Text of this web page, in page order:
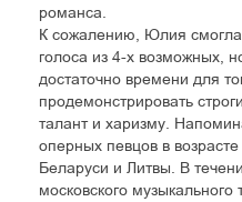
романса.
К сожалению, Юлия смогла
голоса из 4-х возможных,
достаточно времени для
продемонстрировать
талант и харизму.
оперных певцов в
Беларуси и Литвы. В
московского